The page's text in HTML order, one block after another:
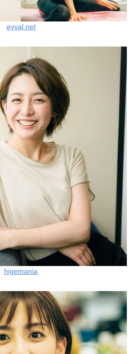
eyval.net
higemania